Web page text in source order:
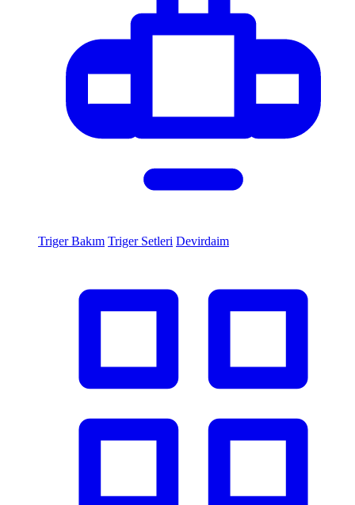
Triger Bakım Triger Setleri Devirdaim